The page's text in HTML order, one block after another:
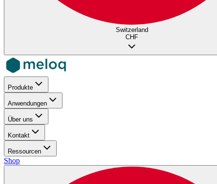
Switzerland
CHF
Produkte
Anwendungen
Über uns
Kontakt
Ressourcen
Shop